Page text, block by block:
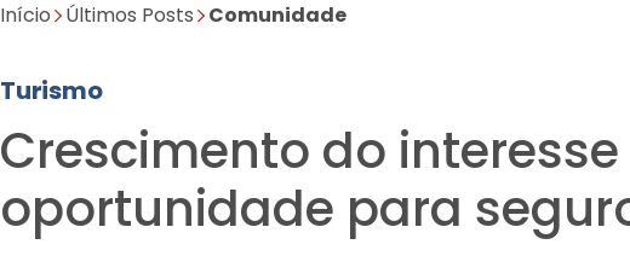
Início Últimos Posts Comunidade
Turismo
Crescimento do
oportunidade para